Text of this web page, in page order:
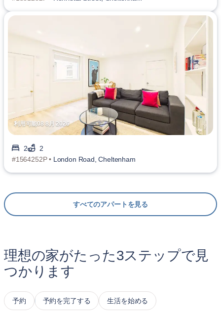
利用可能08 8月 2026
2
2
#1564252P • London Road, Cheltenham
すべてのアパートを見る
理想の家がたった3ステップで見
つかります
予約 予約を完了する 生活を始める